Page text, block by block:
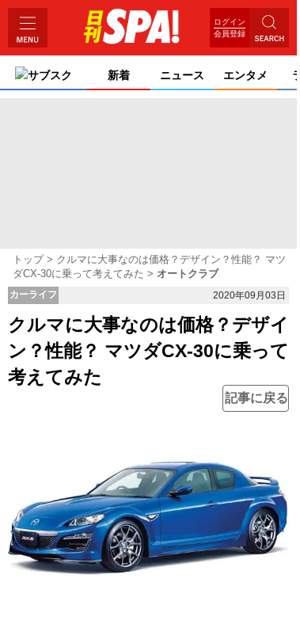
ログイン
会員登録
サブスク 新着 ニュース エンタメ
トップ
クルマに大事なのは価格？デザイン？性能？ マツ
ダCX-30に乗って考えてみた
オートクラブ
カーライフ 2020年09月03日
クルマに大事なのは価格？デザイ
ン？性能？ マツダCX-30に乗って
考えてみた
記事に戻る